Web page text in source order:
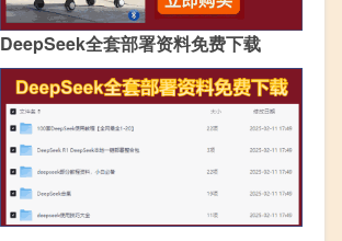
DeepSeek全套部署资料免费下载